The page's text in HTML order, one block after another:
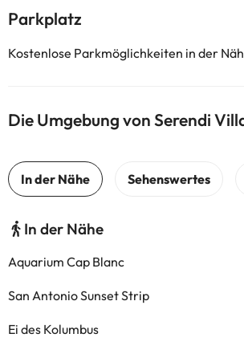
Parkplatz
Kostenlose Parkmöglichkeiten in der
Die Umgebung von Serendi
In der Nähe
Aquarium Cap Blanc
San Antonio Sunset Strip
Ei des Kolumbus